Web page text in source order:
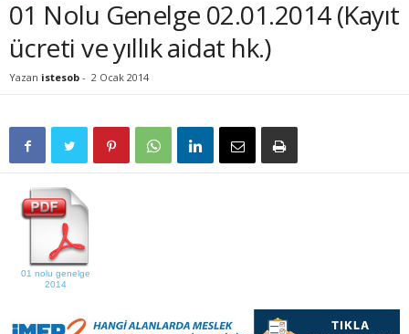
01 Nolu Genelge 02.01.2014 (Kayıt
ücreti ve yıllık aidat hk.)
Yazan istesob - 2 Ocak 2014
01 nolu genelge
2014